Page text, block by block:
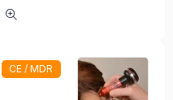
CE / MDR